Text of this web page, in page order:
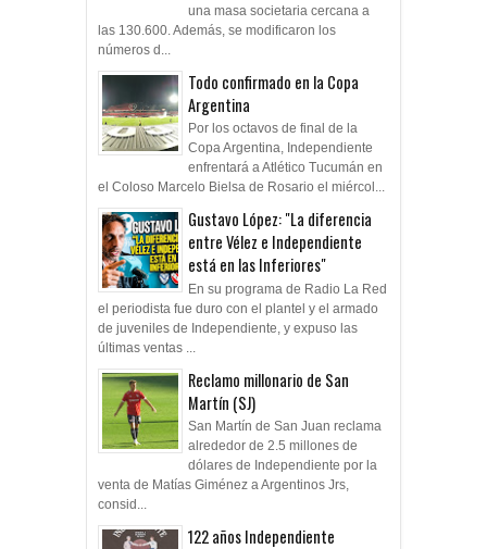
una masa societaria cercana a
las 130.600. Además, se modificaron los
números d...
Todo confirmado en la Copa
Argentina
Por los octavos de final de la
Copa Argentina, Independiente
enfrentará a Atlético Tucumán en
el Coloso Marcelo Bielsa de Rosario el miércol...
Gustavo López: "La diferencia
entre Vélez e Independiente
está en las Inferiores"
En su programa de Radio La Red
el periodista fue duro con el plantel y el armado
de juveniles de Independiente, y expuso las
últimas ventas ...
Reclamo millonario de San
Martín (SJ)
San Martín de San Juan reclama
alrededor de 2.5 millones de
dólares de Independiente por la
venta de Matías Giménez a Argentinos Jrs,
consid...
122 años Independiente